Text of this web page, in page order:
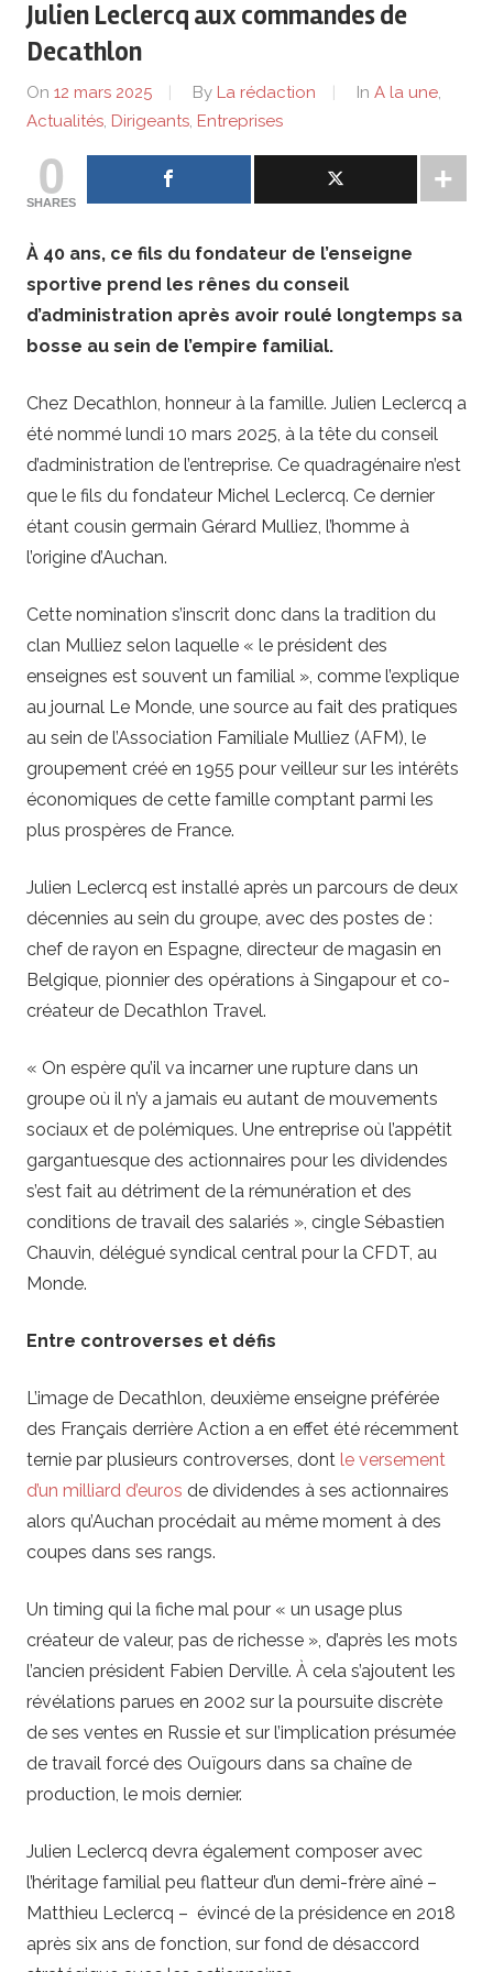
de
lentreprise
et
ses
dirigeants
Julien Leclercq aux commandes de
Decathlon
On 12 mars 2025 By La rédaction In A la une,
Actualités, Dirigeants, Entreprises
0
SHARES
À 40 ans, ce fils du fondateur de l’enseigne
sportive prend les rênes du conseil
d’administration après avoir roulé longtemps sa
bosse au sein de l’empire familial.
Chez Decathlon, honneur à la famille. Julien Leclercq a
été nommé lundi 10 mars 2025, à la tête du conseil
d’administration de l’entreprise. Ce quadragénaire n’est
que le fils du fondateur Michel Leclercq. Ce dernier
étant cousin germain Gérard Mulliez, l’homme à
l’origine d’Auchan.
Cette nomination s’inscrit donc dans la tradition du
clan Mulliez selon laquelle « le président des
enseignes est souvent un familial », comme l’explique
au journal Le Monde, une source au fait des pratiques
au sein de l’Association Familiale Mulliez (AFM), le
groupement créé en 1955 pour veilleur sur les intérêts
économiques de cette famille comptant parmi les
plus prospères de France.
Julien Leclercq est installé après un parcours de deux
décennies au sein du groupe, avec des postes de :
chef de rayon en Espagne, directeur de magasin en
Belgique, pionnier des opérations à Singapour et co-
créateur de Decathlon Travel.
« On espère qu’il va incarner une rupture dans un
groupe où il n’y a jamais eu autant de mouvements
sociaux et de polémiques. Une entreprise où l’appétit
gargantuesque des actionnaires pour les dividendes
s’est fait au détriment de la rémunération et des
conditions de travail des salariés », cingle Sébastien
Chauvin, délégué syndical central pour la CFDT, au
Monde.
Entre controverses et défis
L’image de Decathlon, deuxième enseigne préférée
des Français derrière Action a en effet été récemment
ternie par plusieurs controverses, dont le versement
d’un milliard d’euros de dividendes à ses actionnaires
alors qu’Auchan procédait au même moment à des
coupes dans ses rangs.
Un timing qui la fiche mal pour « un usage plus
créateur de valeur, pas de richesse », d’après les mots
l’ancien président Fabien Derville. À cela s’ajoutent les
révélations parues en 2002 sur la poursuite discrète
de ses ventes en Russie et sur l’implication présumée
de travail forcé des Ouïgours dans sa chaîne de
production, le mois dernier.
Julien Leclercq devra également composer avec
l’héritage familial peu flatteur d’un demi-frère aîné –
Matthieu Leclercq – évincé de la présidence en 2018
après six ans de fonction, sur fond de désaccord